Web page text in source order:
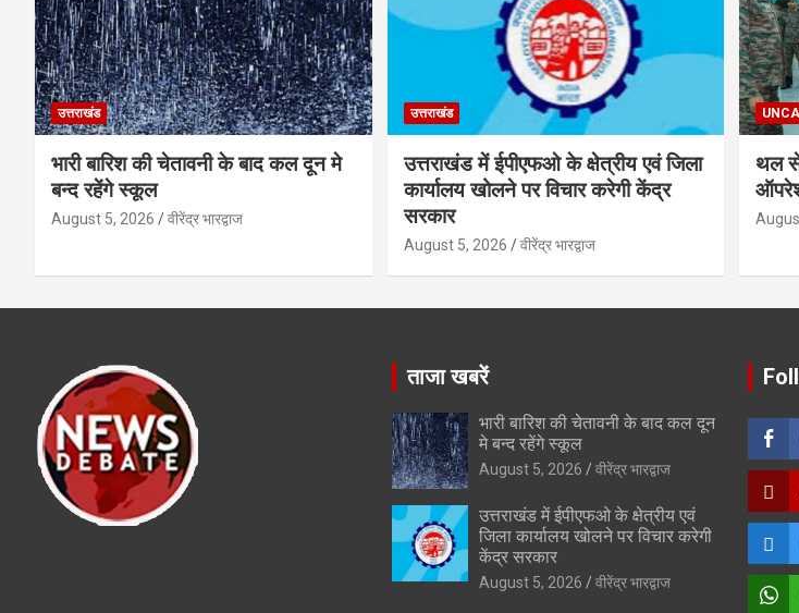
उत्तराखंड
भारी बारिश की चेतावनी के बाद कल दून मे
बन्द रहेंगे स्कूल
August 5, 2026 वीरेंद्र भारद्वाज
उत्तराखंड
उत्तराखंड में ईपीएफओ के क्षेत्रीय एवं जिला
कार्यालय खोलने पर विचार करेगी केंद्र
सरकार
August 5, 2026 वीरेंद्र भारद्वाज
थल
ताजा खबरें
भारी बारिश की चेतावनी के बाद कल दून
मे बन्द रहेंगे स्कूल
August 5, 2026 वीरेंद्र भारद्वाज
उत्तराखंड में ईपीएफओ के क्षेत्रीय एवं
जिला कार्यालय खोलने पर विचार करेगी
केंद्र सरकार
August 5, 2026 वीरेंद्र भारद्वाज